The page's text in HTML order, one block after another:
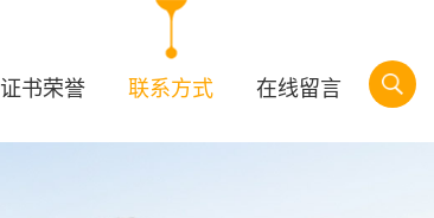
证书荣誉 联系方式 在线留言